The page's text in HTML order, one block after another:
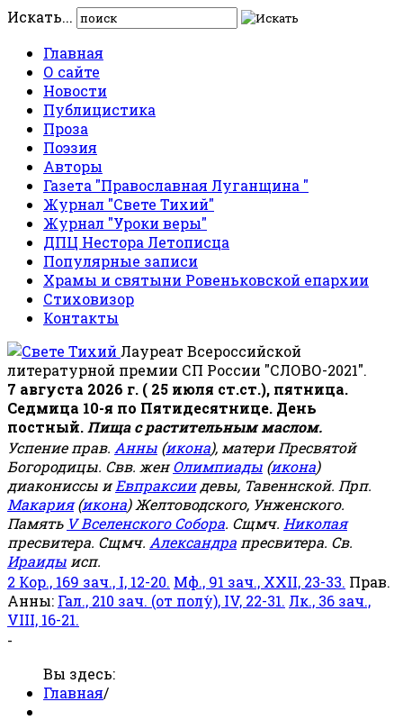
Искать...
Главная
О сайте
Новости
Публицистика
Проза
Поэзия
Авторы
Газета "Православная Луганщина "
Журнал "Свете Тихий"
Журнал "Уроки веры"
ДПЦ Нестора Летописца
Популярные записи
Храмы и святыни Ровеньковской епархии
Стиховизор
Контакты
Лауреат Всероссийской
литературной премии СП России "СЛОВО-2021".
7 августа 2026 г. ( 25 июля ст.ст.), пятница.
Седмица 10-я по Пятидесятнице. День
постный. Пища с растительным маслом.
Успение прав. Анны (икона), матери Пресвятой
Богородицы. Свв. женОлимпиады (икона)
диакониссы иЕвпраксиидевы, Тавеннской. Прп.
Макария(икона) Желтоводского, Унженского.
Память V Вселенского Собора. Сщмч. Николая
пресвитера. Сщмч. Александра пресвитера. Св.
Ираиды исп.
2 Кор., 169 зач., I, 12-20. Мф., 91 зач., XXII, 23-33. Прав.
Анны: Гал., 210 зач. (от полу́), IV, 22-31. Лк., 36 зач.,
VIII, 16-21.
-
Вы здесь:
Главная/